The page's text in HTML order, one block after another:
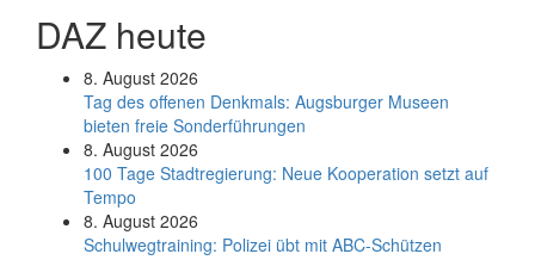
DAZ heute
8. August 2026
Tag des offenen Denkmals: Augsburger Museen
bieten freie Sonderführungen
8. August 2026
100 Tage Stadtregierung: Neue Kooperation setzt auf
Tempo
8. August 2026
Schul­weg­trai­ning: Poli­zei übt mit ABC-Schüt­zen